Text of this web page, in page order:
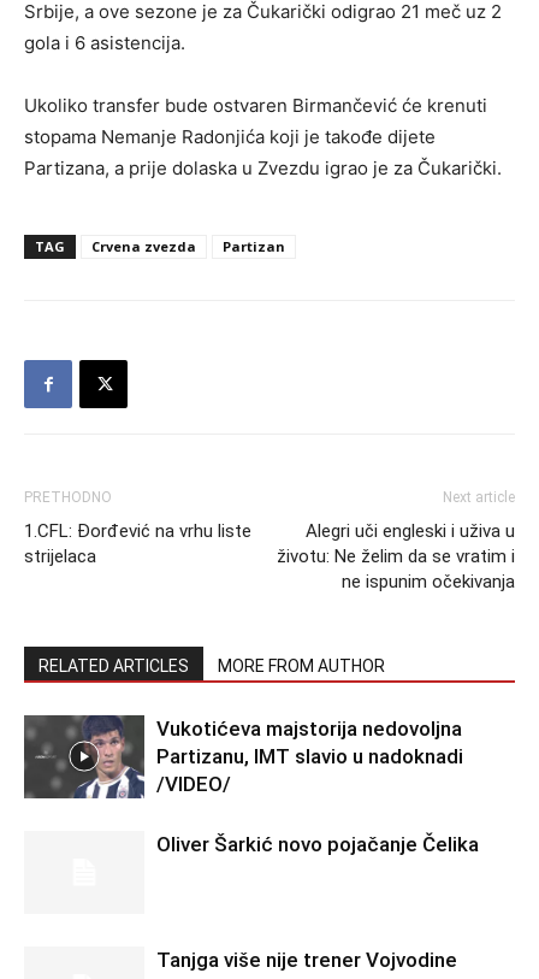
Srbije, a ove sezone je za Čukarički odigrao 21 meč uz 2
gola i 6 asistencija.
Ukoliko transfer bude ostvaren Birmančević će krenuti
stopama Nemanje Radonjića koji je takođe dijete
Partizana, a prije dolaska u Zvezdu igrao je za Čukarički.
TAG Crvena zvezda Partizan
PRETHODNO
1.CFL: Đorđević na vrhu liste
strijelaca
Next article
Alegri uči engleski i uživa u
životu: Ne želim da se vratim i
ne ispunim očekivanja
RELATED ARTICLES MORE FROM AUTHOR
Vukotićeva majstorija nedovoljna
Partizanu, IMT slavio u nadoknadi
/VIDEO/
Oliver Šarkić novo pojačanje Čelika
Tanjga više nije trener Vojvodine